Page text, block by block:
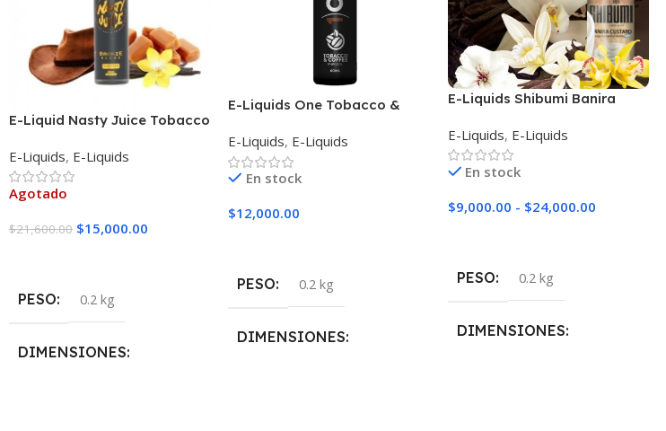
E-Liquid Nasty Juice Tobacco
E-Liquids, E-Liquids
Agotado
$21,600.00 $15,000.00
PESO 0.2 kg
DIMENSIONES
E-Liquids One Tobacco &
E-Liquids, E-Liquids
En stock
$12,000.00
PESO 0.2 kg
DIMENSIONES
E-Liquids Shibumi Banira
E-Liquids, E-Liquids
En stock
$9,000.00 - $24,000.00
PESO 0.2 kg
DIMENSIONES